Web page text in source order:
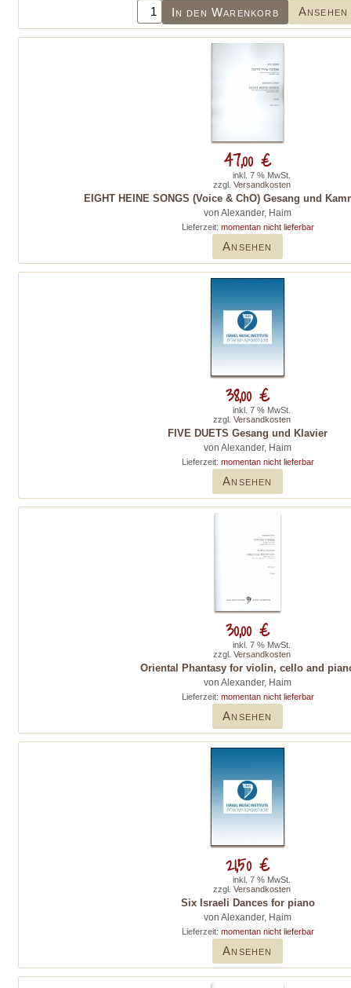
In den Warenkorb Ansehen
EIGHT HEINE SONGS (Voice & ChO) Gesang und
von Alexander, Haim
Lieferzeit: momentan nicht lieferbar
Ansehen
47,00 €
inkl. 7 % MwSt.
zzgl. Versandkosten
FIVE DUETS Gesang und Klavier
von Alexander, Haim
Lieferzeit: momentan nicht lieferbar
Ansehen
38,00 €
inkl. 7 % MwSt.
zzgl. Versandkosten
Oriental Phantasy for violin, cello and
von Alexander, Haim
Lieferzeit: momentan nicht lieferbar
Ansehen
30,00 €
inkl. 7 % MwSt.
zzgl. Versandkosten
Six Israeli Dances for piano
von Alexander, Haim
Lieferzeit: momentan nicht lieferbar
Ansehen
21,50 €
inkl. 7 % MwSt.
zzgl. Versandkosten